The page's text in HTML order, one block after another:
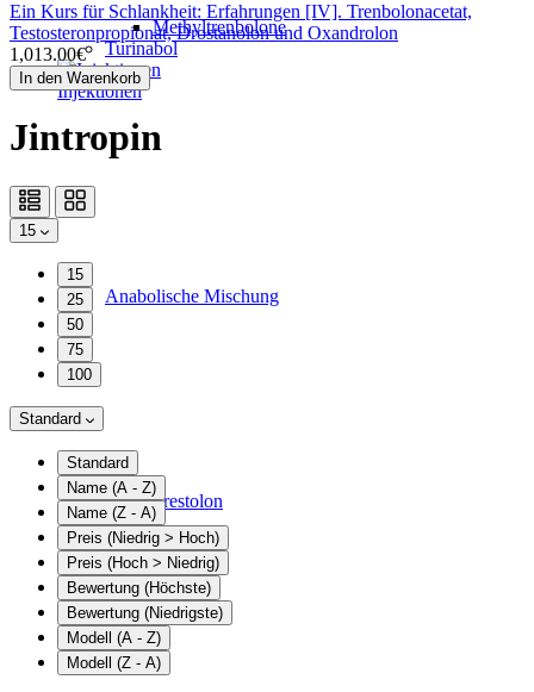
Methyltrenbolone
Turinabol
Injektionen
Anabolische Mischung
Trestolon
Ein Kurs für Schlankheit: Erfahrungen [IV]. Trenbolonacetat,
Testosteronpropionat, Drostanolon und Oxandrolon
1,013.00€
In den Warenkorb
Jintropin
15
15
25
50
75
100
Standard
Standard
Name (A - Z)
Name (Z - A)
Preis (Niedrig > Hoch)
Preis (Hoch > Niedrig)
Bewertung (Höchste)
Bewertung (Niedrigste)
Modell (A - Z)
Modell (Z - A)